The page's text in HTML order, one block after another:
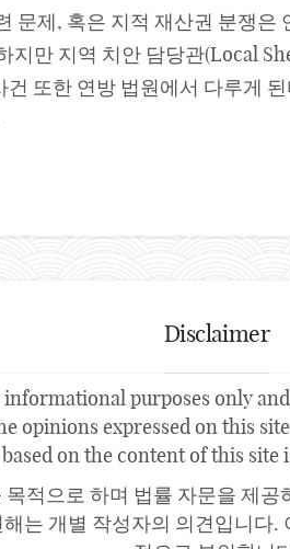
문제, 혹은 지적 재산권 분쟁
지만 지역 치안 담당관(Local
또한 연방 법원에서 다루게
Disclaimer
purposes only
opinions expressed on this
on the content of this site
적으로 하며 법률 자문을 제
는 개별 작성자의 의견입니다